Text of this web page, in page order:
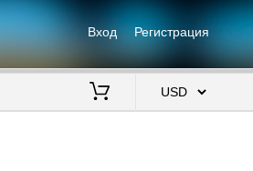
Вход Регистрация